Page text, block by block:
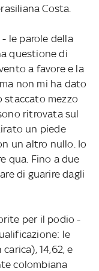
Costa.
le parole della
questione di
a favore e la
non mi ha dato
staccato mezzo
ritrovata sul
un piede
un altro nullo. Io
qua. Fino a due
di guarire dagli
per il podio -
le
14,62, e
colombiana